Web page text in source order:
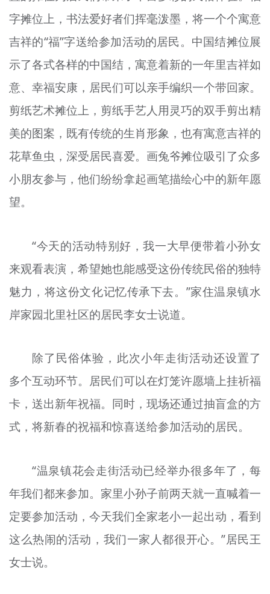
字摊位上，书法爱好者们挥毫泼墨，将一个个寓意
吉祥的“福”字送给参加活动的居民。中国结摊位展
示了各式各样的中国结，寓意着新的一年里吉祥如
意、幸福安康，居民们可以亲手编织一个带回家。
剪纸艺术摊位上，剪纸手艺人用灵巧的双手剪出精
美的图案，既有传统的生肖形象，也有寓意吉祥的
花草鱼虫，深受居民喜爱。画兔爷摊位吸引了众多
小朋友参与，他们纷纷拿起画笔描绘心中的新年愿
望。
“今天的活动特别好，我一大早便带着小孙女
来观看表演，希望她也能感受这份传统民俗的独特
魅力，将这份文化记忆传承下去。”家住温泉镇水
岸家园北里社区的居民李女士说道。
除了民俗体验，此次小年走街活动还设置了
多个互动环节。居民们可以在灯笼许愿墙上挂祈福
卡，送出新年祝福。同时，现场还通过抽盲盒的方
式，将新春的祝福和惊喜送给参加活动的居民。
“温泉镇花会走街活动已经举办很多年了，每
年我们都来参加。家里小孙子前两天就一直喊着一
定要参加活动，今天我们全家老小一起出动，看到
这么热闹的活动，我们一家人都很开心。”居民王
女士说。